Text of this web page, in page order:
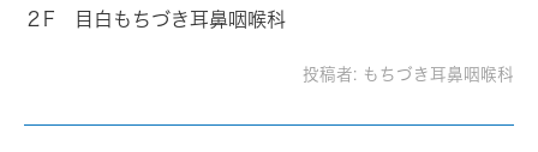
２F 目白もちづき耳鼻咽喉科
投稿者: もちづき耳鼻咽喉科